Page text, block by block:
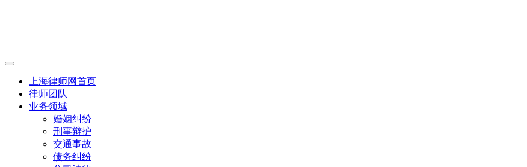
上海律师网首页
律师团队
业务领域
婚姻纠纷
刑事辩护
交通事故
债务纠纷